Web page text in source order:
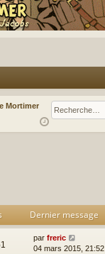
Mortimer
Dernier message
par freric
04 mars 2015, 21:52